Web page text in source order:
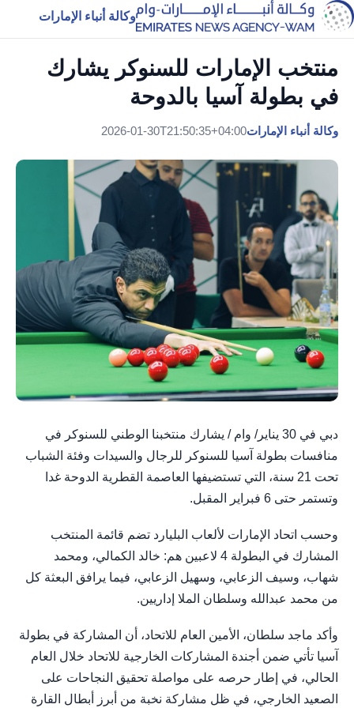
وكالة أنباء الإمارات
منتخب الإمارات للسنوكر يشارك
في بطولة آسيا بالدوحة
وكالة أنباء الإمارات2026-01-30T21:50:35+04:00
دبي في 30 يناير/ وام / يشارك منتخبنا الوطني للسنوكر في
منافسات بطولة آسيا للسنوكر للرجال والسيدات وفئة الشباب
تحت 21 سنة، التي تستضيفها العاصمة القطرية الدوحة غدا
وتستمر حتى 6 فبراير المقبل.
وحسب اتحاد الإمارات لألعاب البليارد تضم قائمة المنتخب
المشارك في البطولة 4 لاعبين هم: خالد الكمالي، ومحمد
شهاب، وسيف الزعابي، وسهيل الزعابي، فيما يرافق البعثة كل
من محمد عبدالله وسلطان الملا إداريين.
وأكد ماجد سلطان، الأمين العام للاتحاد، أن المشاركة في بطولة
آسيا تأتي ضمن أجندة المشاركات الخارجية للاتحاد خلال العام
الحالي، في إطار حرصه على مواصلة تحقيق النجاحات على
الصعيد الخارجي، في ظل مشاركة نخبة من أبرز أبطال القارة